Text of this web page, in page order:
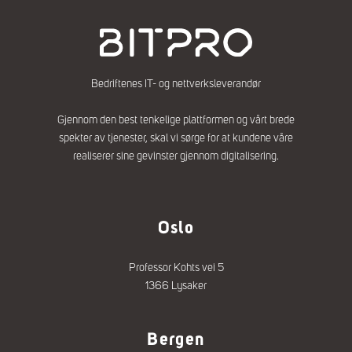
Bedriftenes IT- og nettverksleverandør
Gjennom den best tenkelige plattformen og vårt brede
spekter av tjenester, skal vi sørge for at kundene våre
realiserer sine gevinster gjennom digitalisering.
Oslo
Professor Kohts vei 5
1366 Lysaker
Bergen